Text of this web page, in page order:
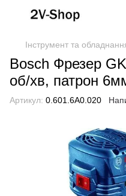
Інструмент та
Bosch Фрезер
об/хв, патрон
Артикул: 0.601.6A0.020